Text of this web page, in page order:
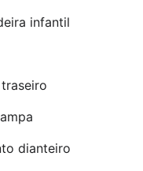
infantil
dianteiro